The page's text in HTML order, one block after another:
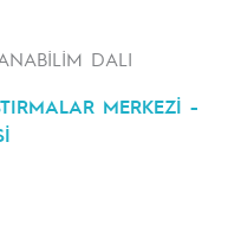
DALI
MERKEZİ -